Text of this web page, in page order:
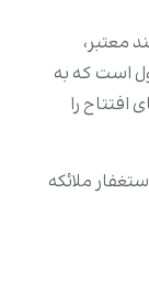
معتبر،
است که به
را
ملائکه